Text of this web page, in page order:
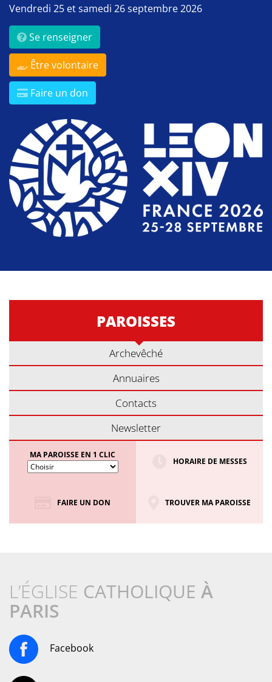
Vendredi 25 et samedi 26 septembre 2026
Se renseigner
Être volontaire
Faire un don
PAROISSES
Archevêché
Annuaires
Contacts
Newsletter
MA PAROISSE EN 1 CLIC
HORAIRE DE MESSES
FAIRE UN DON TROUVER MA PAROISSE
L’ÉGLISE CATHOLIQUE À
PARIS
Facebook